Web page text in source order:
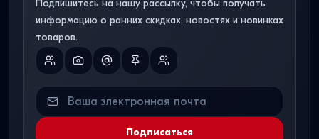
Подпишитесь на нашу рассылку, чтобы получать
информацию о ранних скидках, новостях и новинках
товаров.
Подписаться